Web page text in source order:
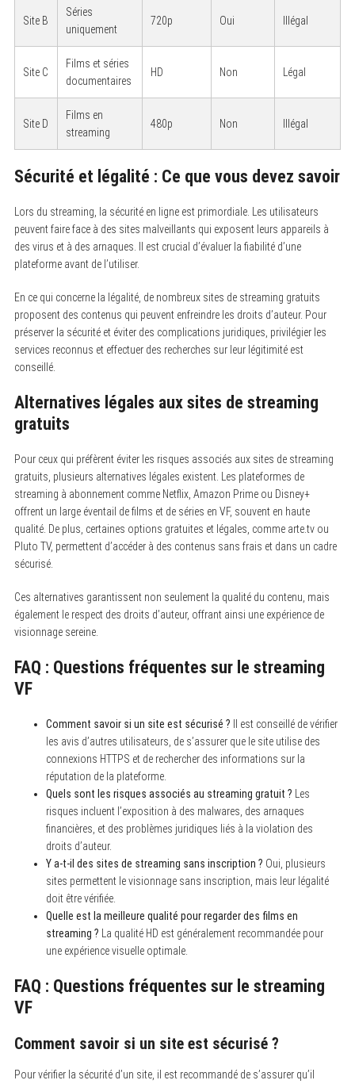
Site B
Séries
uniquement
720p Oui Illégal
Site C
Films et séries
documentaires
HD Non Légal
Site D
Films en
streaming
480p Non Illégal
Sécurité et légalité : Ce que vous devez savoir
Lors du streaming, la sécurité en ligne est primordiale. Les utilisateurs
peuvent faire face à des sites malveillants qui exposent leurs appareils à
des virus et à des arnaques. Il est crucial d’évaluer la fiabilité d’une
plateforme avant de l’utiliser.
En ce qui concerne la légalité, de nombreux sites de streaming gratuits
proposent des contenus qui peuvent enfreindre les droits d’auteur. Pour
préserver la sécurité et éviter des complications juridiques, privilégier les
services reconnus et effectuer des recherches sur leur légitimité est
conseillé.
Alternatives légales aux sites de streaming
gratuits
Pour ceux qui préfèrent éviter les risques associés aux sites de streaming
gratuits, plusieurs alternatives légales existent. Les plateformes de
streaming à abonnement comme Netflix, Amazon Prime ou Disney+
offrent un large éventail de films et de séries en VF, souvent en haute
qualité. De plus, certaines options gratuites et légales, comme arte.tv ou
Pluto TV, permettent d’accéder à des contenus sans frais et dans un cadre
sécurisé.
Ces alternatives garantissent non seulement la qualité du contenu, mais
également le respect des droits d’auteur, offrant ainsi une expérience de
visionnage sereine.
FAQ : Questions fréquentes sur le streaming
VF
Comment savoir si un site est sécurisé ? Il est conseillé de vérifier
les avis d’autres utilisateurs, de s’assurer que le site utilise des
connexions HTTPS et de rechercher des informations sur la
réputation de la plateforme.
Quels sont les risques associés au streaming gratuit ? Les
risques incluent l’exposition à des malwares, des arnaques
financières, et des problèmes juridiques liés à la violation des
droits d’auteur.
Y a-t-il des sites de streaming sans inscription ? Oui, plusieurs
sites permettent le visionnage sans inscription, mais leur légalité
doit être vérifiée.
Quelle est la meilleure qualité pour regarder des films en
streaming ? La qualité HD est généralement recommandée pour
une expérience visuelle optimale.
FAQ : Questions fréquentes sur le streaming
VF
Comment savoir si un site est sécurisé ?
Pour vérifier la sécurité d’un site, il est recommandé de s’assurer qu’il
S
e
r
c
h
o
r